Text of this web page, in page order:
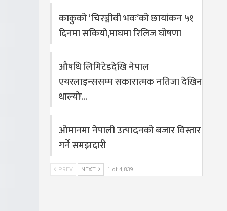
काकुको ‘चिरञ्जीवी भवः’को छायांकन ५१
दिनमा सकियो,माघमा रिलिज घोषणा
औषधि लिमिटेडदेखि नेपाल
एयरलाइन्ससम्म सकारात्मक नतिजा देखिन
थाल्योः…
ओमानमा नेपाली उत्पादनको बजार विस्तार
गर्ने समझदारी
PREV NEXT 1 of 4,839